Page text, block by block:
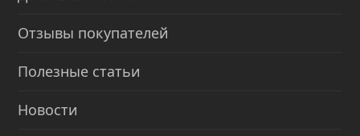
Отзывы покупателей
Полезные статьи
Новости